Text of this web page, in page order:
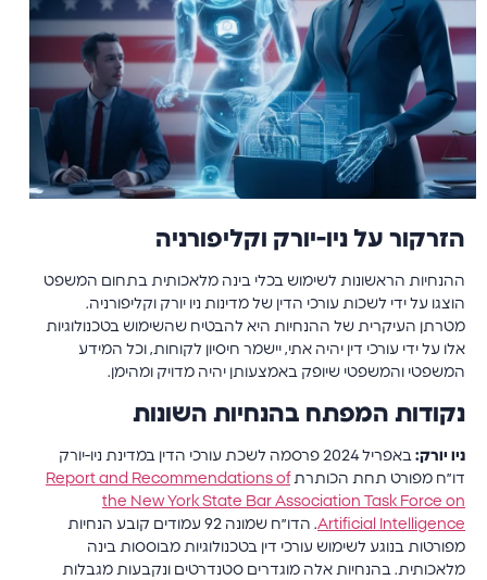
הזרקור על ניו-יורק וקליפורניה
ההנחיות הראשונות לשימוש בכלי בינה מלאכותית בתחום המשפט
הוצגו על ידי לשכות עורכי הדין של מדינות ניו יורק וקליפורניה.
מטרתן העיקרית של ההנחיות היא להבטיח שהשימוש בטכנולוגיות
אלו על ידי עורכי דין יהיה אתי, יישמר חיסיון לקוחות, וכל המידע
המשפטי והמשפטי שיופק באמצעותן יהיה מדויק ומהימן.
נקודות המפתח בהנחיות השונות
ניו יורק:
באפריל 2024 פרסמה לשכת עורכי הדין במדינת ניו-יורק
דו״ח מפורט תחת הכותרתReport and Recommendations of
the New York State Bar Association Task Force on
Artificial Intelligence
. הדו״ח שמונה 92 עמודים קובע הנחיות
מפורטות בנוגע לשימוש עורכי דין בטכנולוגיות מבוססות בינה
מלאכותית. בהנחיות אלה מוגדרים סטנדרטים ונקבעות מגבלות